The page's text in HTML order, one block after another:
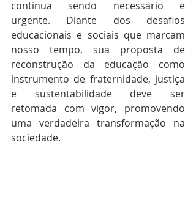
continua sendo necessário e
urgente. Diante dos desafios
educacionais e sociais que marcam
nosso tempo, sua proposta de
reconstrução da educação como
instrumento de fraternidade, justiça
e sustentabilidade deve ser
retomada com vigor, promovendo
uma verdadeira transformação na
sociedade.